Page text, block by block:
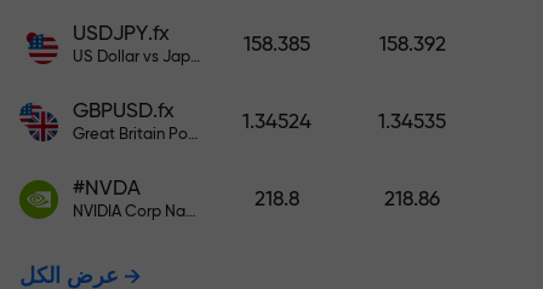
USDJPY.fx
US Dollar vs Japanese Yen
158.385 158.392
GBPUSD.fx
Great Britain Pound vs US Dollar
1.34524 1.34535
#NVDA
NVIDIA Corp Nasdaq Stock Exchange (Nasdaq) USD
218.8 218.86
عرض الكل